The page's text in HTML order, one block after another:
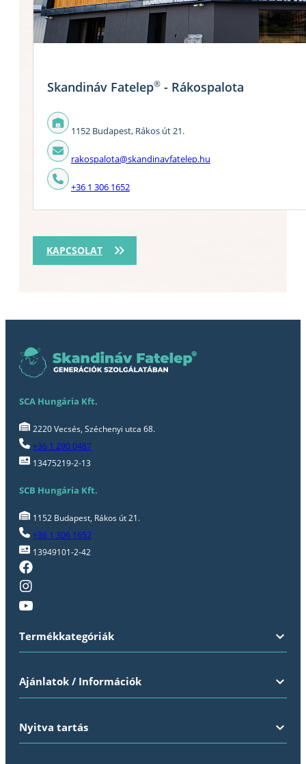
KAPCSOLAT
Skandináv Fatelep® - Rákospalota
1152 Budapest, Rákos út 21.
rakospalota@skandinavfatelep.hu
+36 1 306 1652
SCA Hungária Kft.
2220 Vecsés, Széchenyi utca 68.
+36 1 290 0487
13475219-2-13
SCB Hungária Kft.
1152 Budapest, Rákos út 21.
+36 1 306 1652
13949101-2-42
Termékkategóriák
Ajánlatok / Információk
Nyitva tartás